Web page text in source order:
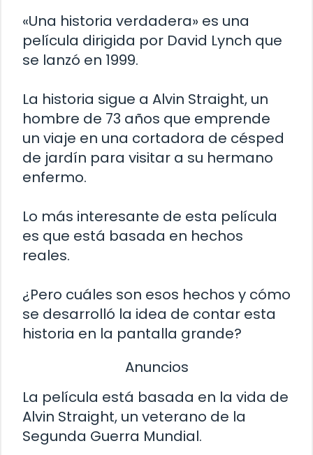
«Una historia verdadera» es una
película dirigida por David Lynch que
se lanzó en 1999.
La historia sigue a Alvin Straight, un
hombre de 73 años que emprende
un viaje en una cortadora de césped
de jardín para visitar a su hermano
enfermo.
Lo más interesante de esta película
es que está basada en hechos
reales.
¿Pero cuáles son esos hechos y cómo
se desarrolló la idea de contar esta
historia en la pantalla grande?
Anuncios
La película está basada en la vida de
Alvin Straight, un veterano de la
Segunda Guerra Mundial.